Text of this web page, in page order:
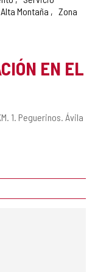
Montaña
Zona
EN EL
1. Peguerinos. Ávila